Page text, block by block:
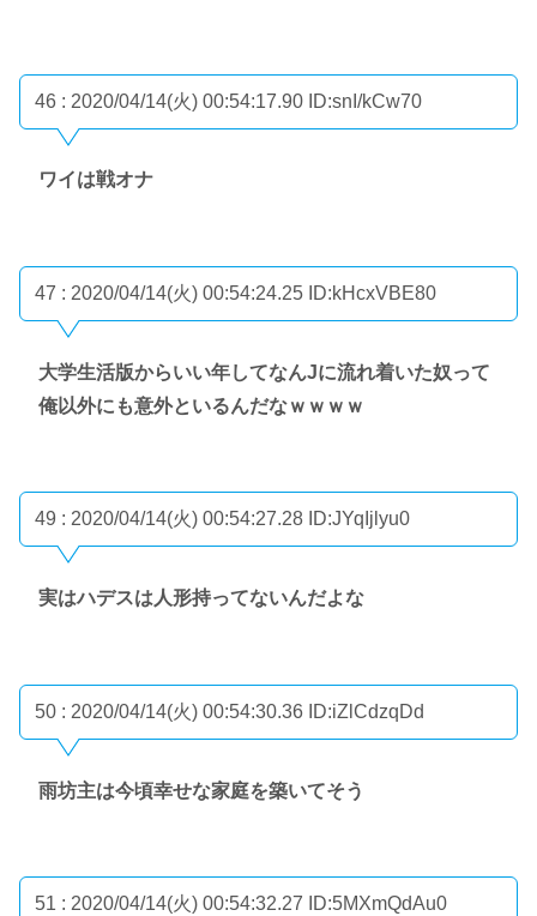
46 : 2020/04/14(火) 00:54:17.90 ID:snI/kCw70
ワイは戦オナ
47 : 2020/04/14(火) 00:54:24.25 ID:kHcxVBE80
大学生活版からいい年してなんJに流れ着いた奴って
俺以外にも意外といるんだなｗｗｗｗ
49 : 2020/04/14(火) 00:54:27.28 ID:JYqIjlyu0
実はハデスは人形持ってないんだよな
50 : 2020/04/14(火) 00:54:30.36 ID:iZlCdzqDd
雨坊主は今頃幸せな家庭を築いてそう
51 : 2020/04/14(火) 00:54:32.27 ID:5MXmQdAu0